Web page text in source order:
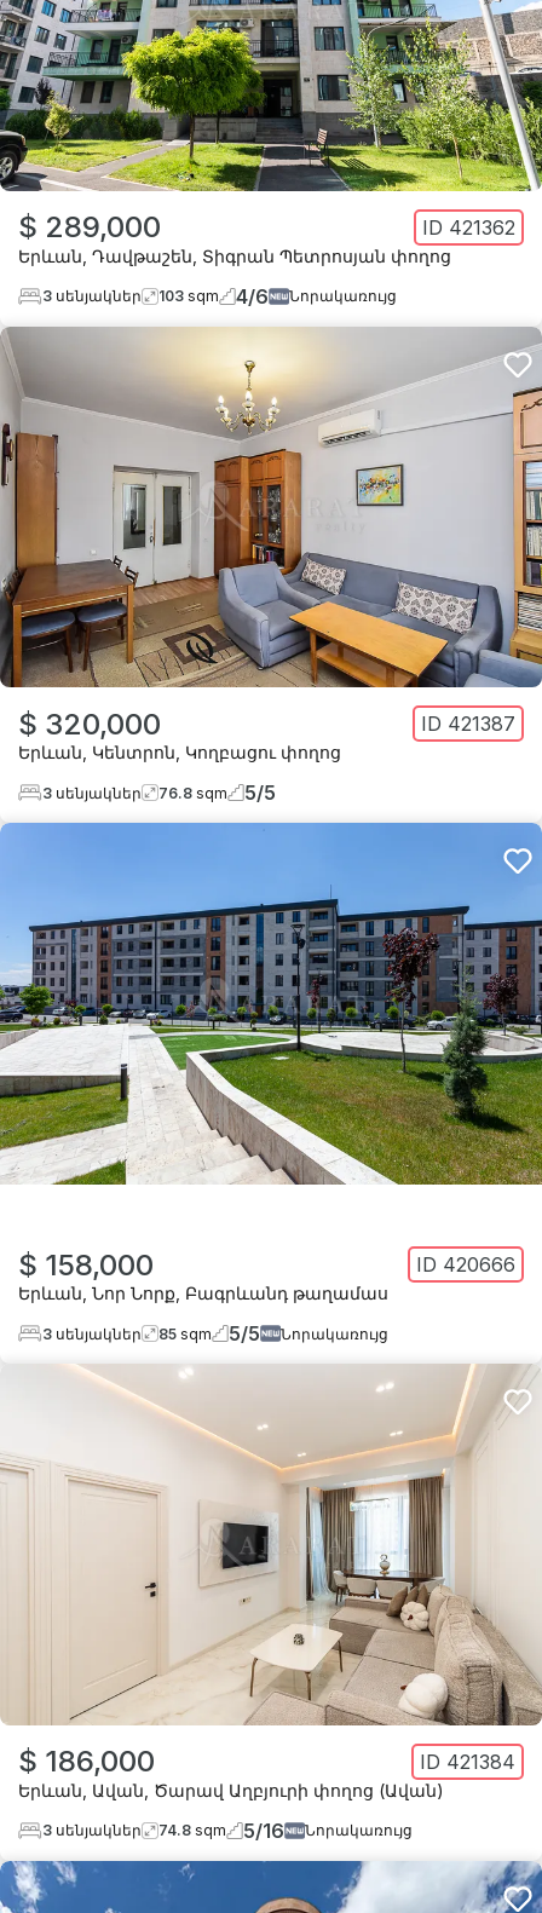
$ 289,000 ID 421362
Երևան Դավթաշեն Տիգրան Պետրոսյան փողոց
3 սենյակներ 103 sqm 4/6 Նորակառույց
$ 320,000 ID 421387
Երևան Կենտրոն Կողբացու փողոց
3 սենյակներ 76.8 sqm 5/5
$ 158,000 ID 420666
Երևան Նոր Նորք Բագրևանդ թաղամաս
3 սենյակներ 85 sqm 5/5 Նորակառույց
$ 186,000 ID 421384
Երևան Ավան Ծարավ Աղբյուրի փողոց (Ավան)
3 սենյակներ 74.8 sqm 5/16 Նորակառույց